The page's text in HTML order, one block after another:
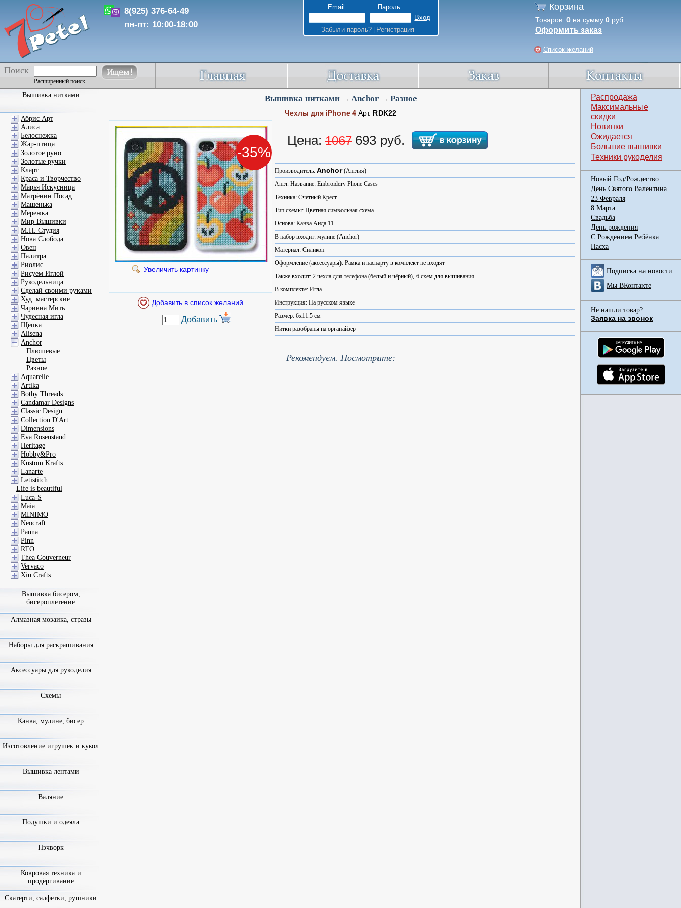
8(925) 376-64-49
пн-пт: 10:00-18:00
Email Пароль
Забыли пароль?| Регистрация
Корзина
Товаров: 0 на сумму 0 руб.
Оформить заказ
Список желаний
Поиск
Расширенный поиск
Вышивка нитками→ Anchor→ Разное
Чехлы для iPhone 4 Арт. RDK22
-35%
Увеличить картинку
Добавить
Цена: 1067 693 руб.
Производитель: Anchor(Англия)
Англ. Название: Embroidery Phone Cases
Техника: Счетный Крест
Тип схемы: Цветная символьная схема
Основа: Канва Аида 11
В набор входит: мулине (Anchor)
Материал: Силикон
Оформление (аксессуары): Рамка и паспарту в комплект не входят
Также входит: 2 чехла для телефона (белый и чёрный), 6 схем для вышивания
В комплекте: Игла
Инструкция: На русском языке
Размер: 6x11.5 см
Нитки разобраны на органайзер
Рекомендуем. Посмотрите:
Вышивка нитками
Абрис Арт
Алиса
Белоснежка
Жар-птица
Золотое руно
Золотые ручки
Кларт
Краса и Творчество
Марья Искусница
Матрёнин Посад
Машенька
Мережка
Мир Вышивки
М.П. Студия
Нова Слобода
Овен
Палитра
Риолис
Рисуем Иглой
Рукодельница
Сделай своими руками
Худ. мастерские
Чаривна Мить
Чудесная игла
Щепка
Alisena
Anchor
Плюшевые
Цветы
Разное
Aquarelle
Artika
Bothy Threads
Candamar Designs
Classic Design
Collection D'Art
Dimensions
Eva Rosenstand
Heritage
Hobby&Pro
Kustom Krafts
Lanarte
Letistitch
Life is beautiful
Luca-S
Maia
MINIMO
Neocraft
Panna
Pinn
RTO
Thea Gouverneur
Vervaco
Xiu Crafts
Вышивка бисером,
бисероплетение
Алмазная мозаика, стразы
Наборы для раскрашивания
Аксессуары для рукоделия
Схемы
Канва, мулине, бисер
Изготовление игрушек и кукол
Вышивка лентами
Валяние
Подушки и одеяла
Пэчворк
Ковровая техника и
продёргивание
Скатерти, салфетки, рушники
Распродажа
Максимальные
скидки
Новинки
Ожидается
Большие вышивки
Техники рукоделия
Новый Год/Рождество
День Святого Валентина
23 Февраля
8 Марта
Свадьба
День рождения
С Рождением Ребёнка
Пасха
Подписка на новости
Мы ВКонтакте
Не нашли товар?
Заявка на звонок